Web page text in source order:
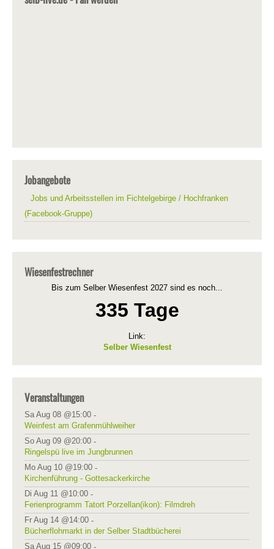
Jobangebote
Jobs und Arbeitsstellen im Fichtelgebirge / Hochfranken
(Facebook-Gruppe)
Wiesenfestrechner
Bis zum Selber Wiesenfest 2027 sind es noch...
335 Tage
Link:
Selber Wiesenfest
Veranstaltungen
Sa Aug 08 @15:00 -
Weinfest am Grafenmühlweiher
So Aug 09 @20:00 -
Ringelspü live im Jungbrunnen
Mo Aug 10 @19:00 -
Kirchenführung - Gottesackerkirche
Di Aug 11 @10:00 -
Ferienprogramm Tatort Porzellan(ikon): Filmdreh
Fr Aug 14 @14:00 -
Bücherflohmarkt in der Selber Stadtbücherei
Sa Aug 15 @09:00 -